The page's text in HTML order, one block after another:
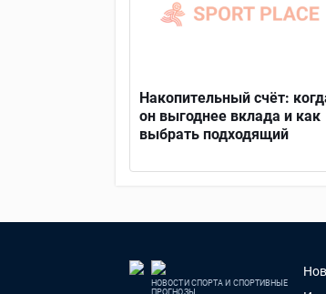
Накопительный счёт:
он выгоднее вклада и как
выбрать подходящий
НОВОСТИ СПОРТА И СПОРТИВНЫЕ
ПРОГНОЗЫ